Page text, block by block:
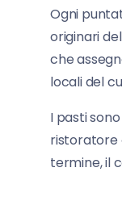
Ogni
originari
che
locali del
I pasti
ristoratore
termine, il